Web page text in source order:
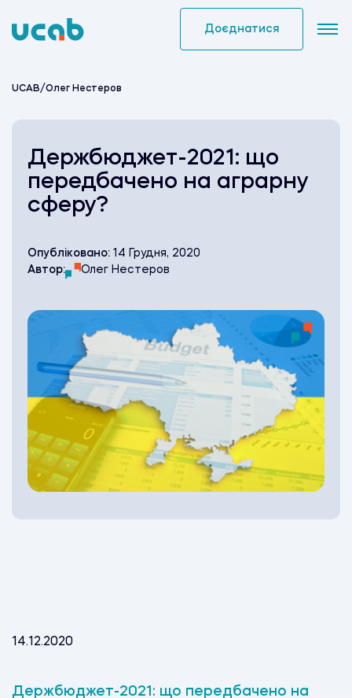
to
Доєднатися
UCAB/Олег Нестеров
Держбюджет-2021: що
передбачено на аграрну
сферу?
Опубліковано: 14 Грудня, 2020
Автор:
Олег Нестеров
14.12.2020
Держбюджет-2021: що передбачено на